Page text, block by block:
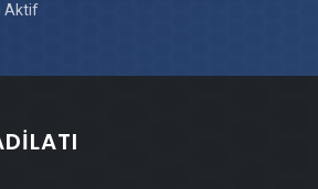
Ustası
Aktif